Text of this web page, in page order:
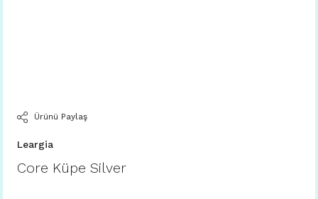
Ürünü Paylaş
Leargia
Core Küpe Silver